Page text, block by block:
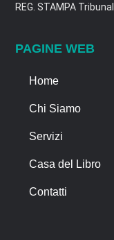
REG. STAMPA
PAGINE WEB
Home
Chi Siamo
Servizi
Casa del Libro
Contatti